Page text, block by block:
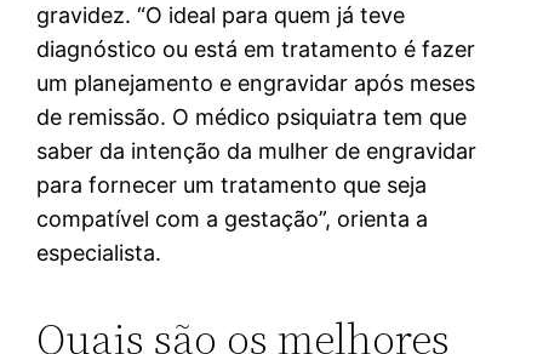
gravidez. “O ideal para quem já teve
diagnóstico ou está em tratamento é fazer
um planejamento e engravidar após meses
de remissão. O médico psiquiatra tem que
saber da intenção da mulher de engravidar
para fornecer um tratamento que seja
compatível com a gestação”, orienta a
especialista.
Quais são os melhores